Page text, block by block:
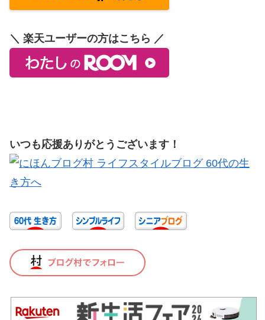
＼ 楽天ユーザーの方はこちら ／
いつも応援ありがとうございます！